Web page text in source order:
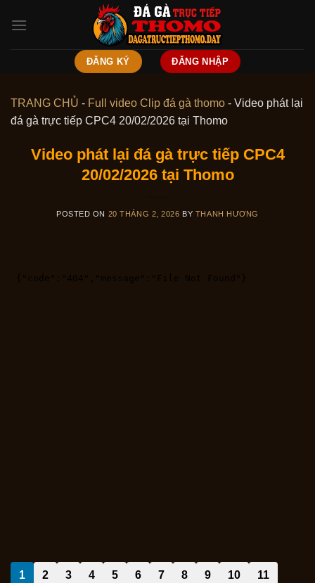
ĐĂNG KÝ ĐĂNG NHẬP
TRANG CHỦ - Full video Clip đá gà thomo - Video phát lại
đá gà trực tiếp CPC4 20/02/2026 tại Thomo
Video phát lại đá gà trực tiếp CPC4
20/02/2026 tại Thomo
POSTED ON 20 THÁNG 2, 2026 BY THANH HƯƠNG
1 2 3 4 5 6 7 8 9 10 11